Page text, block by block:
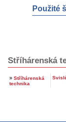
Použité
Stříhárenská
» Stříhárenská
technika